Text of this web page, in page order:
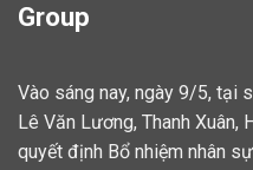
Group
Vào sáng nay, ngày 9/5, tại
Lê Văn Lương, Thanh Xuân,
quyết định Bổ nhiệm nhân